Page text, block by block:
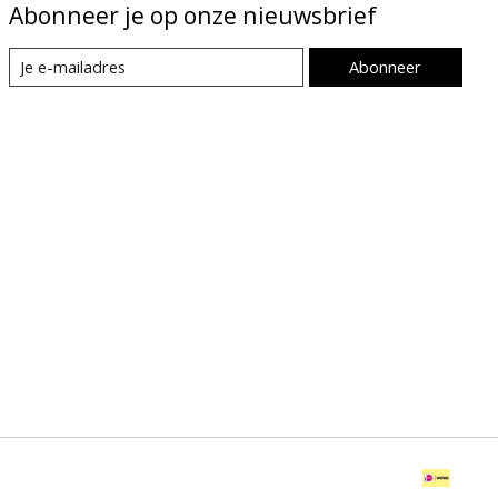
Abonneer je op onze nieuwsbrief
Abonneer